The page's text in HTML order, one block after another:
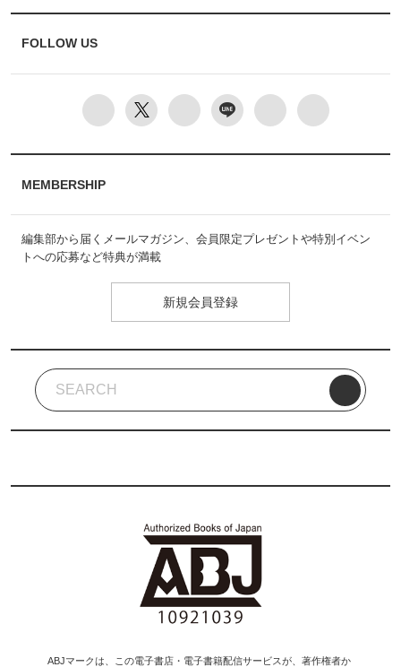
FOLLOW US
MEMBERSHIP
編集部から届くメールマガジン、会員限定プレゼントや特別イベン
トへの応募など特典が満載
新規会員登録
ABJマークは、この電子書店・電子書籍配信サービスが、著作権者か